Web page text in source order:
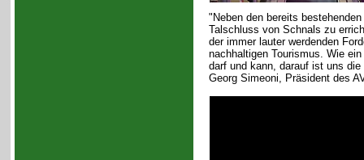
"Neben den bereits
Talschluss von Schnals zu
der immer lauter werdenden
nachhaltigen Tourismus. Wie
darf und kann, darauf ist uns
Georg Simeoni, Präsident des